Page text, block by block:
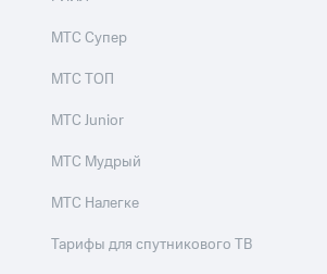
МТС Супер
МТС ТОП
МТС Junior
МТС Мудрый
МТС Налегке
Тарифы для спутникового ТВ